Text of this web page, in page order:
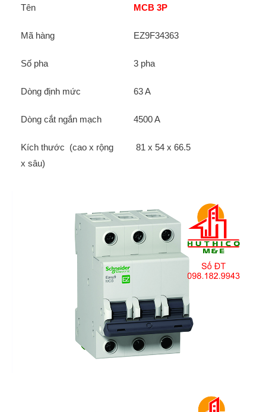
Tên MCB 3P
Mã hàng EZ9F34363
Số pha 3 pha
Dòng định mức 63 A
Dòng cắt ngắn mạch 4500 A
Kích thước (cao x rộng
x sâu)
81 x 54 x 66.5